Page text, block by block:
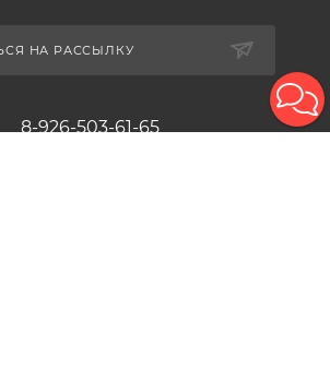
НА РАССЫЛКУ
8-926-503-61-65